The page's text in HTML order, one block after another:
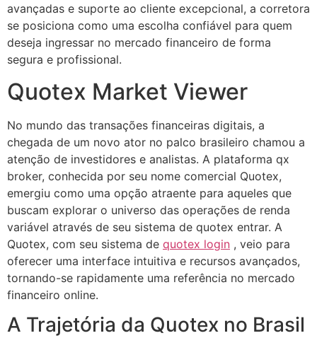
avançadas e suporte ao cliente excepcional, a corretora
se posiciona como uma escolha confiável para quem
deseja ingressar no mercado financeiro de forma
segura e profissional.
Quotex Market Viewer
No mundo das transações financeiras digitais, a
chegada de um novo ator no palco brasileiro chamou a
atenção de investidores e analistas. A plataforma qx
broker, conhecida por seu nome comercial Quotex,
emergiu como uma opção atraente para aqueles que
buscam explorar o universo das operações de renda
variável através de seu sistema de quotex entrar. A
Quotex, com seu sistema de quotex login , veio para
oferecer uma interface intuitiva e recursos avançados,
tornando-se rapidamente uma referência no mercado
financeiro online.
A Trajetória da Quotex no Brasil